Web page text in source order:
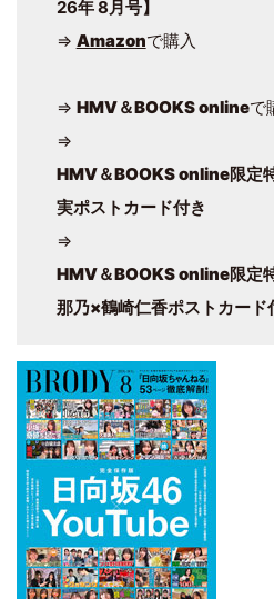
26年 8月号】
⇒ Amazonで購入
⇒ HMV＆BOOKS onlineで
⇒
HMV＆BOOKS online限定
実ポストカード付き
⇒
HMV＆BOOKS online限定
那乃×鶴崎仁香ポストカード